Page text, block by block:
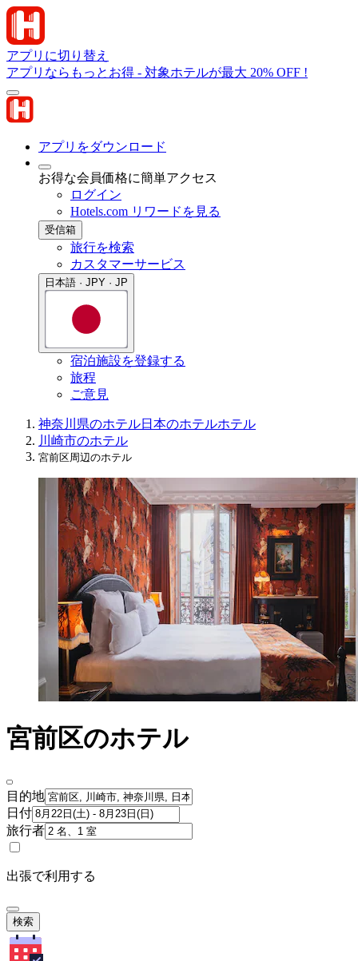
アプリに切り替え
アプリならもっとお得 - 対象ホテルが最大 20% OFF !
アプリをダウンロード
お得な会員価格に簡単アクセス
ログイン
Hotels.com リワードを見る
受信箱
旅行を検索
カスタマーサービス
日本語 · JPY · JP
宿泊施設を登録する
旅程
ご意見
神奈川県のホテル日本のホテルホテル
川崎市のホテル
宮前区周辺のホテル
宮前区のホテル
目的地
日付
旅行者
出張で利用する
検索